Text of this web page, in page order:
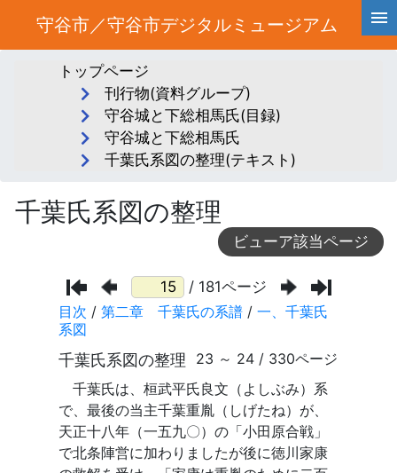
守谷市／守谷市デジタルミュージアム
トップページ
刊行物(資料グループ)
守谷城と下総相馬氏(目録)
守谷城と下総相馬氏
千葉氏系図の整理(テキスト)
千葉氏系図の整理
ビューア該当ページ
/ 181ページ